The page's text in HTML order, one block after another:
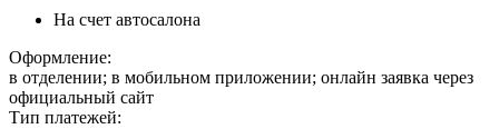
На счет автосалона
Оформление:
в отделении; в мобильном приложении; онлайн заявка через
официальный сайт
Тип платежей: